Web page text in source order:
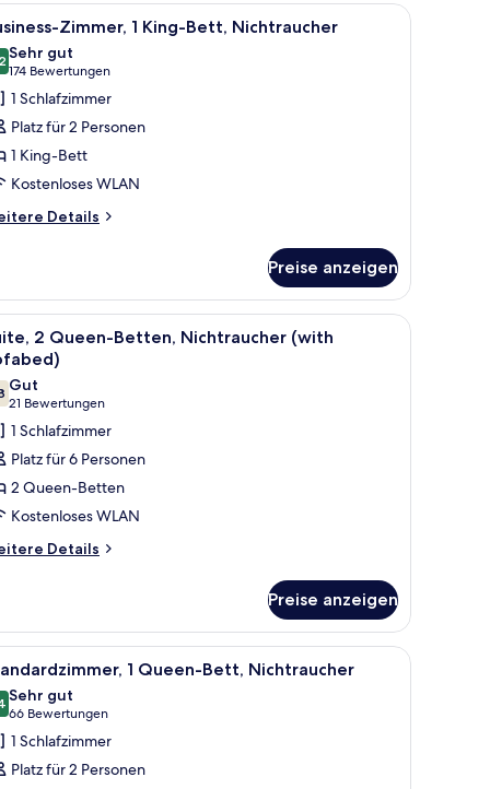
Fernseher und Holzboden. Ein Hotelzimmer mit einem großen Bett,
9 Zimmer, 1 King-Bett, Nichtraucher
von 10
Sehr gut
174 Bewertungen
(174
Bewertungen)
1 Schlafzimmer
Platz für 2 Personen
1 King-Bett
Kostenloses WLAN
Details
Preise anzeigen
Fernseher und Holzboden.
Queen-
Ein Hotelzimmer mit zwei Betten, jedes mit
7
2 Queen-Betten, Nichtraucher (with
von 10
Gut
21 Bewertungen
(21
Bewertungen)
1 Schlafzimmer
Platz für 6 Personen
2 Queen-Betten
Kostenloses WLAN
Details
Preise anzeigen
kostenlose BabybettenEin Hotelzimmer mit einem Bett, einem
6 1 Queen-Bett, Nichtraucher
von 10
Sehr gut
66 Bewertungen
(66
Bewertungen)
1 Schlafzimmer
Platz für 2 Personen